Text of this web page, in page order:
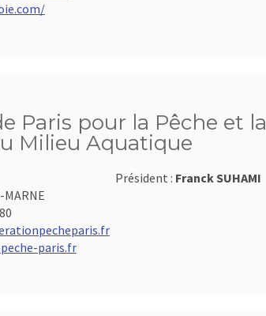
Paris pour la Pêche et la
Milieu Aquatique
MARNE
paris.fr
Président : Franck SUHAMI